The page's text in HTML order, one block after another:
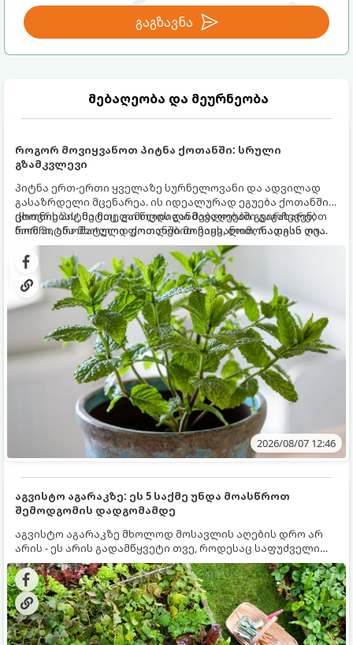
გაგზავნა
მებაღეობა და მეურნეობა
როგორ მოვიყვანოთ პიტნა ქოთანში: სრული
გზამკვლევი
პიტნა ერთ-ერთი ყველაზე სურნელოვანი და ადვილად
გასაზრდელი მცენარეა. ის იდეალურად ეგუება ქოთანში
ცხოვრებას, მეტიც, გამოცდილი მებაღეები გვირჩევენ,
რომ პიტნა მხოლოდ ქოთანში მოვიყვანოთ, რადგან ღია
გრუნტში (ბაღში) დარგვისას ის ფესვებით ძალიან
სწრაფად ვრცელდება და სხვა მცენარეებს ავიწროებს.
ქოთნის პიტნა მთელი წლის განმავლობაში გაგახარებთ
ნორჩი, არომატული ფოთლებით ჩაის, ლიმონათისა თუ
კერძებისთვის.
2026/08/07 12:46
აგვისტო აგარაკზე: ეს 5 საქმე უნდა მოასწროთ
შემოდგომის დადგომამდე
აგვისტო აგარაკზე მხოლოდ მოსავლის აღების დრო არ
არის - ეს არის გადამწყვეტი თვე, როდესაც საფუძველი
ეყრება მომავალი წლის მოსავალს და ბაღი მზადდება
შემოდგომა-ზამთრის სეზონისთვის. იმისათვის, რომ
ნიადაგმა ენერგია აღიდგინოს, ხოლო მცენარეებმა
ზამთარს გაუძლონ, აგვისტოს ბოლომდე 5
მნიშვნელოვანი საქმის გაკეთება უნდა მოასწროთ: